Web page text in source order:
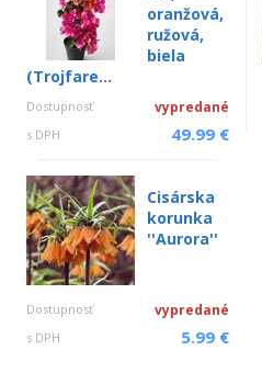
oranžová,
ružová,
biela
(Trojfare...
Dostupnosť vypredané
s DPH 49.99 €
Cisárska
korunka
''Aurora''
Dostupnosť vypredané
s DPH 5.99 €